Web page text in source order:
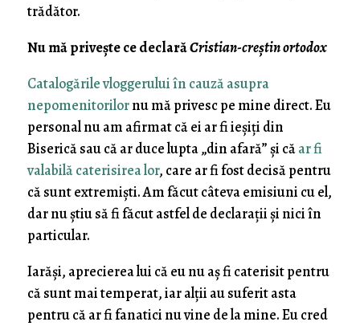
trădător.
Nu mă privește ce declarăCristian-creștin ortodox
Catalogările vloggerului în cauză asupra
nepomenitorilornu mă privesc pe mine direct. Eu
personal nu am afirmat că ei ar fi ieșiți din
Biserică sau că ar duce lupta „din afară” și căar fi
valabilă caterisirea lor, care ar fi fost decisă pentru
că sunt extremiști. Am făcut câteva emisiuni cu el,
dar nu știu să fi făcut astfel de declarații și nici în
particular.
Iarăși, aprecierea lui că eu nu aș fi caterisit pentru
că sunt mai temperat, iar alții au suferit asta
pentru că ar fi fanatici nu vine de la mine. Eu cred